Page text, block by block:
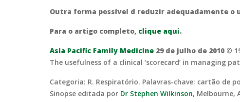
Outra forma possível d reduzir adequadamente o
Para o artigo completo, clique aqui.
Asia Pacific Family Medicine 29 de julho de 2010 ©
The usefulness of a clinical ‘scorecard’ in managing
Categoria: R. Respiratório. Palavras-chave: cartão
Sinopse editada por Dr Stephen Wilkinson, Melbourne,